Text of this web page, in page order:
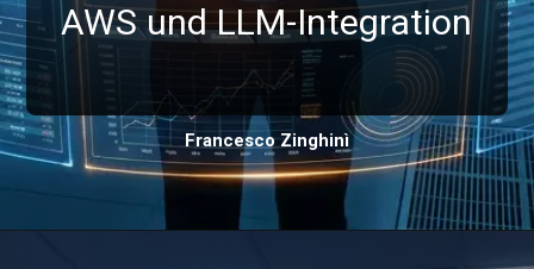
AWS und LLM-Integration
Francesco Zinghinì